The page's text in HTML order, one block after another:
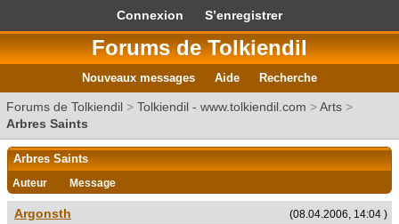
Connexion S’enregistrer
Forums de Tolkiendil
Nouveaux messages Aide Recherche
Forums de Tolkiendil > Tolkiendil - www.tolkiendil.com >Arts >
Arbres Saints
Arbres Saints
Auteur Message
(08.04.2006, 14:04 )
Argonsth